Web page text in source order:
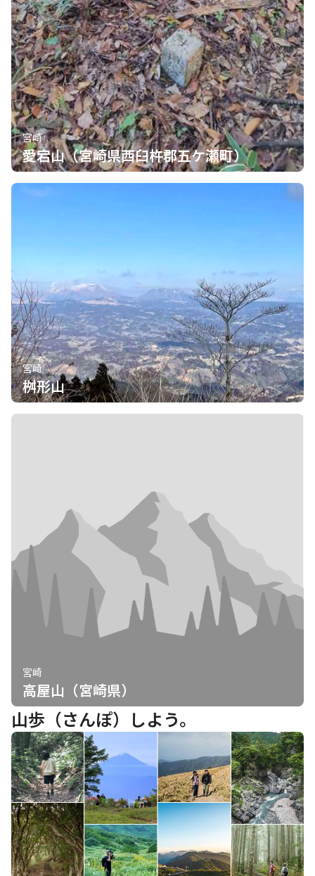
宮崎
愛宕山（宮崎県西臼杵郡五ケ瀬町）
宮崎
桝形山
宮崎
高屋山（宮崎県）
山歩（さんぽ）しよう。